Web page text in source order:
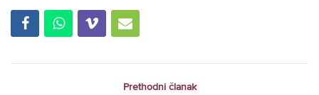
Prethodni članak